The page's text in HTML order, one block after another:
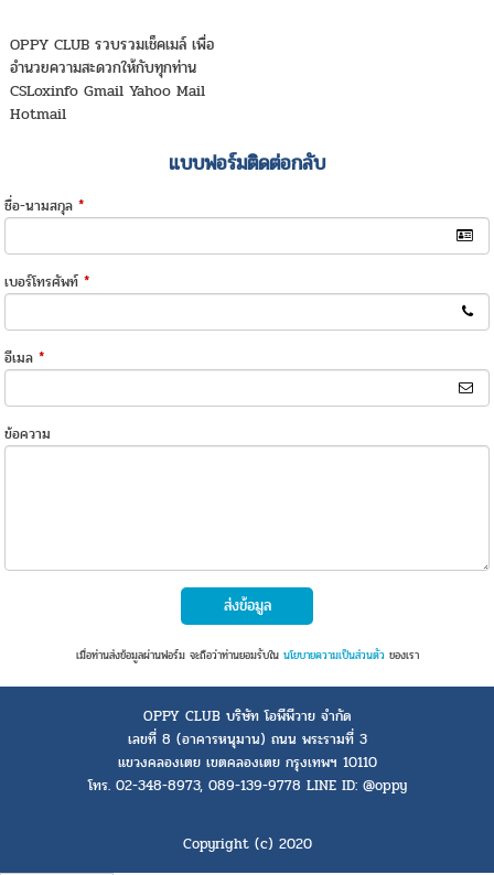
OPPY CLUB รวบรวมเช็คเมล์ เพื่อ
อำนวยความสะดวกให้กับทุกท่าน
CSLoxinfo Gmail Yahoo Mail
Hotmail
แบบฟอร์มติดต่อกลับ
ชื่อ-นามสกุล *
เบอร์โทรศัพท์ *
อีเมล *
ข้อความ
ส่งข้อมูล
เมื่อท่านส่งข้อมูลผ่านฟอร์ม จะถือว่าท่านยอมรับใน นโยบายความเป็นส่วนตัวของเรา
OPPY CLUB บริษัท โอพีพีวาย จำกัด
เลขที่ 8 (อาคารหนุมาน) ถนน พระรามที่ 3
แขวงคลองเตย เขตคลองเตย กรุงเทพฯ 10110
โทร. 02-348-8973, 089-139-9778 LINE ID: @oppy
Copyright (c) 2020